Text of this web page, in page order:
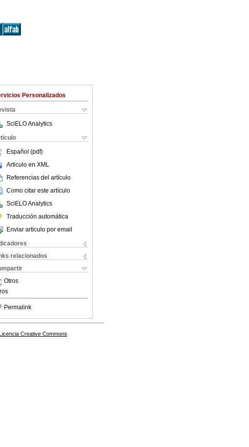
Personalizados
SciELO Analytics
Español (pdf)
Articulo en XML
Referencias del artículo
Como citar este artículo
SciELO Analytics
Traducción automática
Enviar articulo por email
relacionados
Otros
Permalink
Licencia Creative Commons